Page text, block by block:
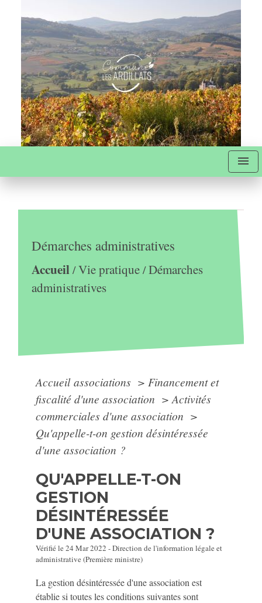
menu
Démarches administratives
Accueil/Vie pratique/Démarches
administratives
Accueil associations > Financement et
fiscalité d'une association > Activités
commerciales d'une association >
Qu'appelle-t-on gestion désintéressée
d'une association ?
QU'APPELLE-T-ON
GESTION
DÉSINTÉRESSÉE
D'UNE ASSOCIATION ?
Vérifié le 24 Mar 2022 - Direction de l'information légale et
administrative (Première ministre)
La gestion désintéressée d'une association est
établie si toutes les conditions suivantes sont